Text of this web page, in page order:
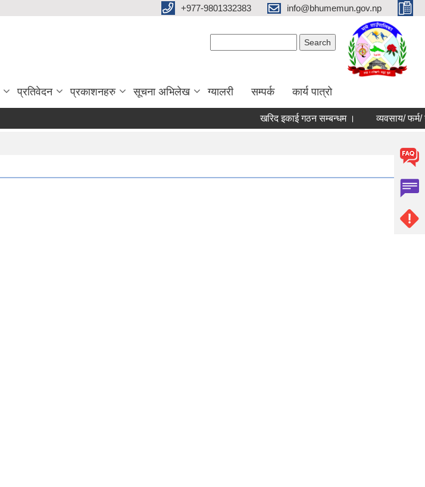
+977-9801332383 info@bhumemun.gov.np
प्रतिवेदन प्रकाशनहरु सूचना अभिलेख ग्यालरी सम्पर्क कार्य पात्रो
खरिद इकाई गठन सम्बन्धम । व्यवसाय/ फर्म/